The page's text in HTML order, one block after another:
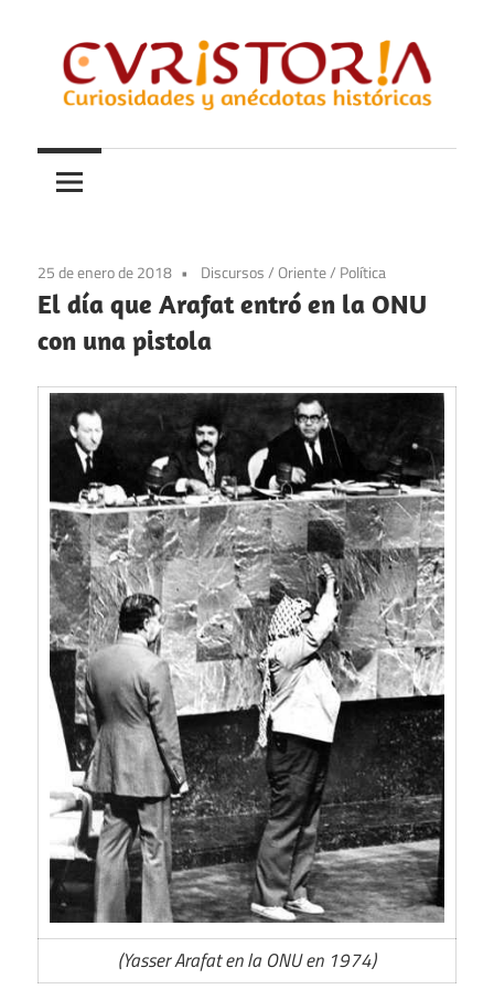
contenido
Curistoria
y
anécdotas
historia
25 de enero de 2018 Discursos/Oriente/ Política
El día que Arafat entró en la ONU
con una pistola
(Yasser Arafat en la ONU en 1974)